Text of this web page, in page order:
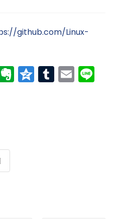
github.com/Linux-
Evernote
Qzone
Tumblr